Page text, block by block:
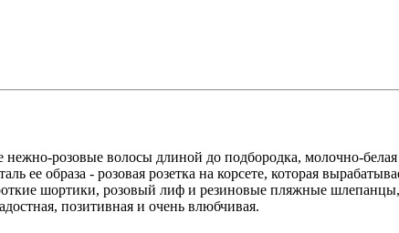
нежно-розовые волосы длиной до подбородка, молочно-
ее образа - розовая розетка на корсете, которая
шортики, розовый лиф и резиновые пляжные
позитивная и очень влюбчивая.